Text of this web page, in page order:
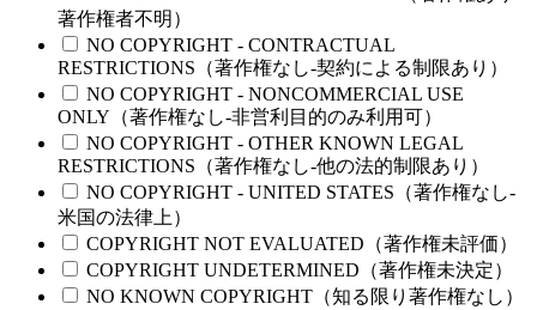
著作権者不明）
NO COPYRIGHT - CONTRACTUAL
RESTRICTIONS（著作権なし-契約による制限あり）
NO COPYRIGHT - NONCOMMERCIAL USE
ONLY（著作権なし-非営利目的のみ利用可）
NO COPYRIGHT - OTHER KNOWN LEGAL
RESTRICTIONS（著作権なし-他の法的制限あり）
NO COPYRIGHT - UNITED STATES（著作権なし-
米国の法律上）
COPYRIGHT NOT EVALUATED（著作権未評価）
COPYRIGHT UNDETERMINED（著作権未決定）
NO KNOWN COPYRIGHT（知る限り著作権なし）